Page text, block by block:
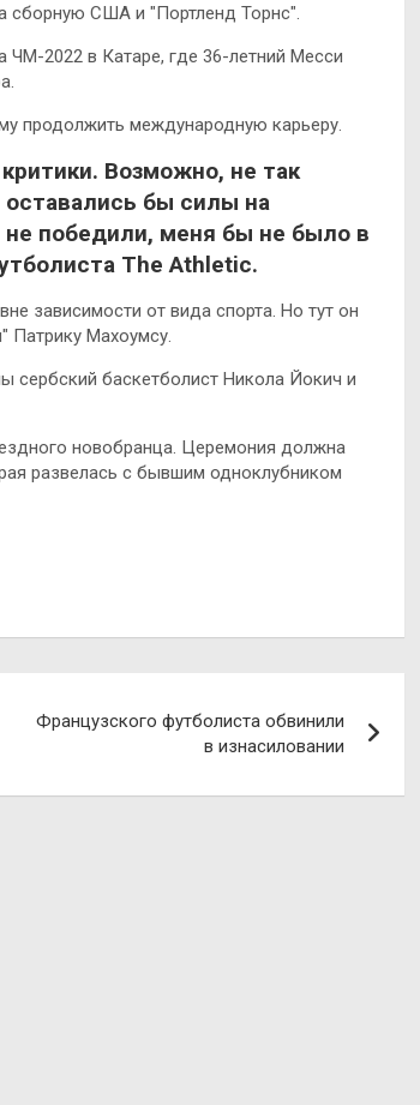
сборную США и "Портленд Торнс".
ЧМ-2022 в Катаре, где 36-летний Месси
продолжить международную карьеру.
Возможно, не так
бы силы на
победили, меня бы не было в
The Athletic.
зависимости от вида спорта. Но тут он
Патрику Махоумсу.
сербский баскетболист Никола Йокич и
новобранца. Церемония должна
развелась с бывшим одноклубником
Французского футболиста обвинили
в изнасиловании